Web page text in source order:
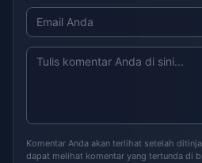
Komentar Anda akan terlihat setelah
dapat melihat komentar yang tertunda di